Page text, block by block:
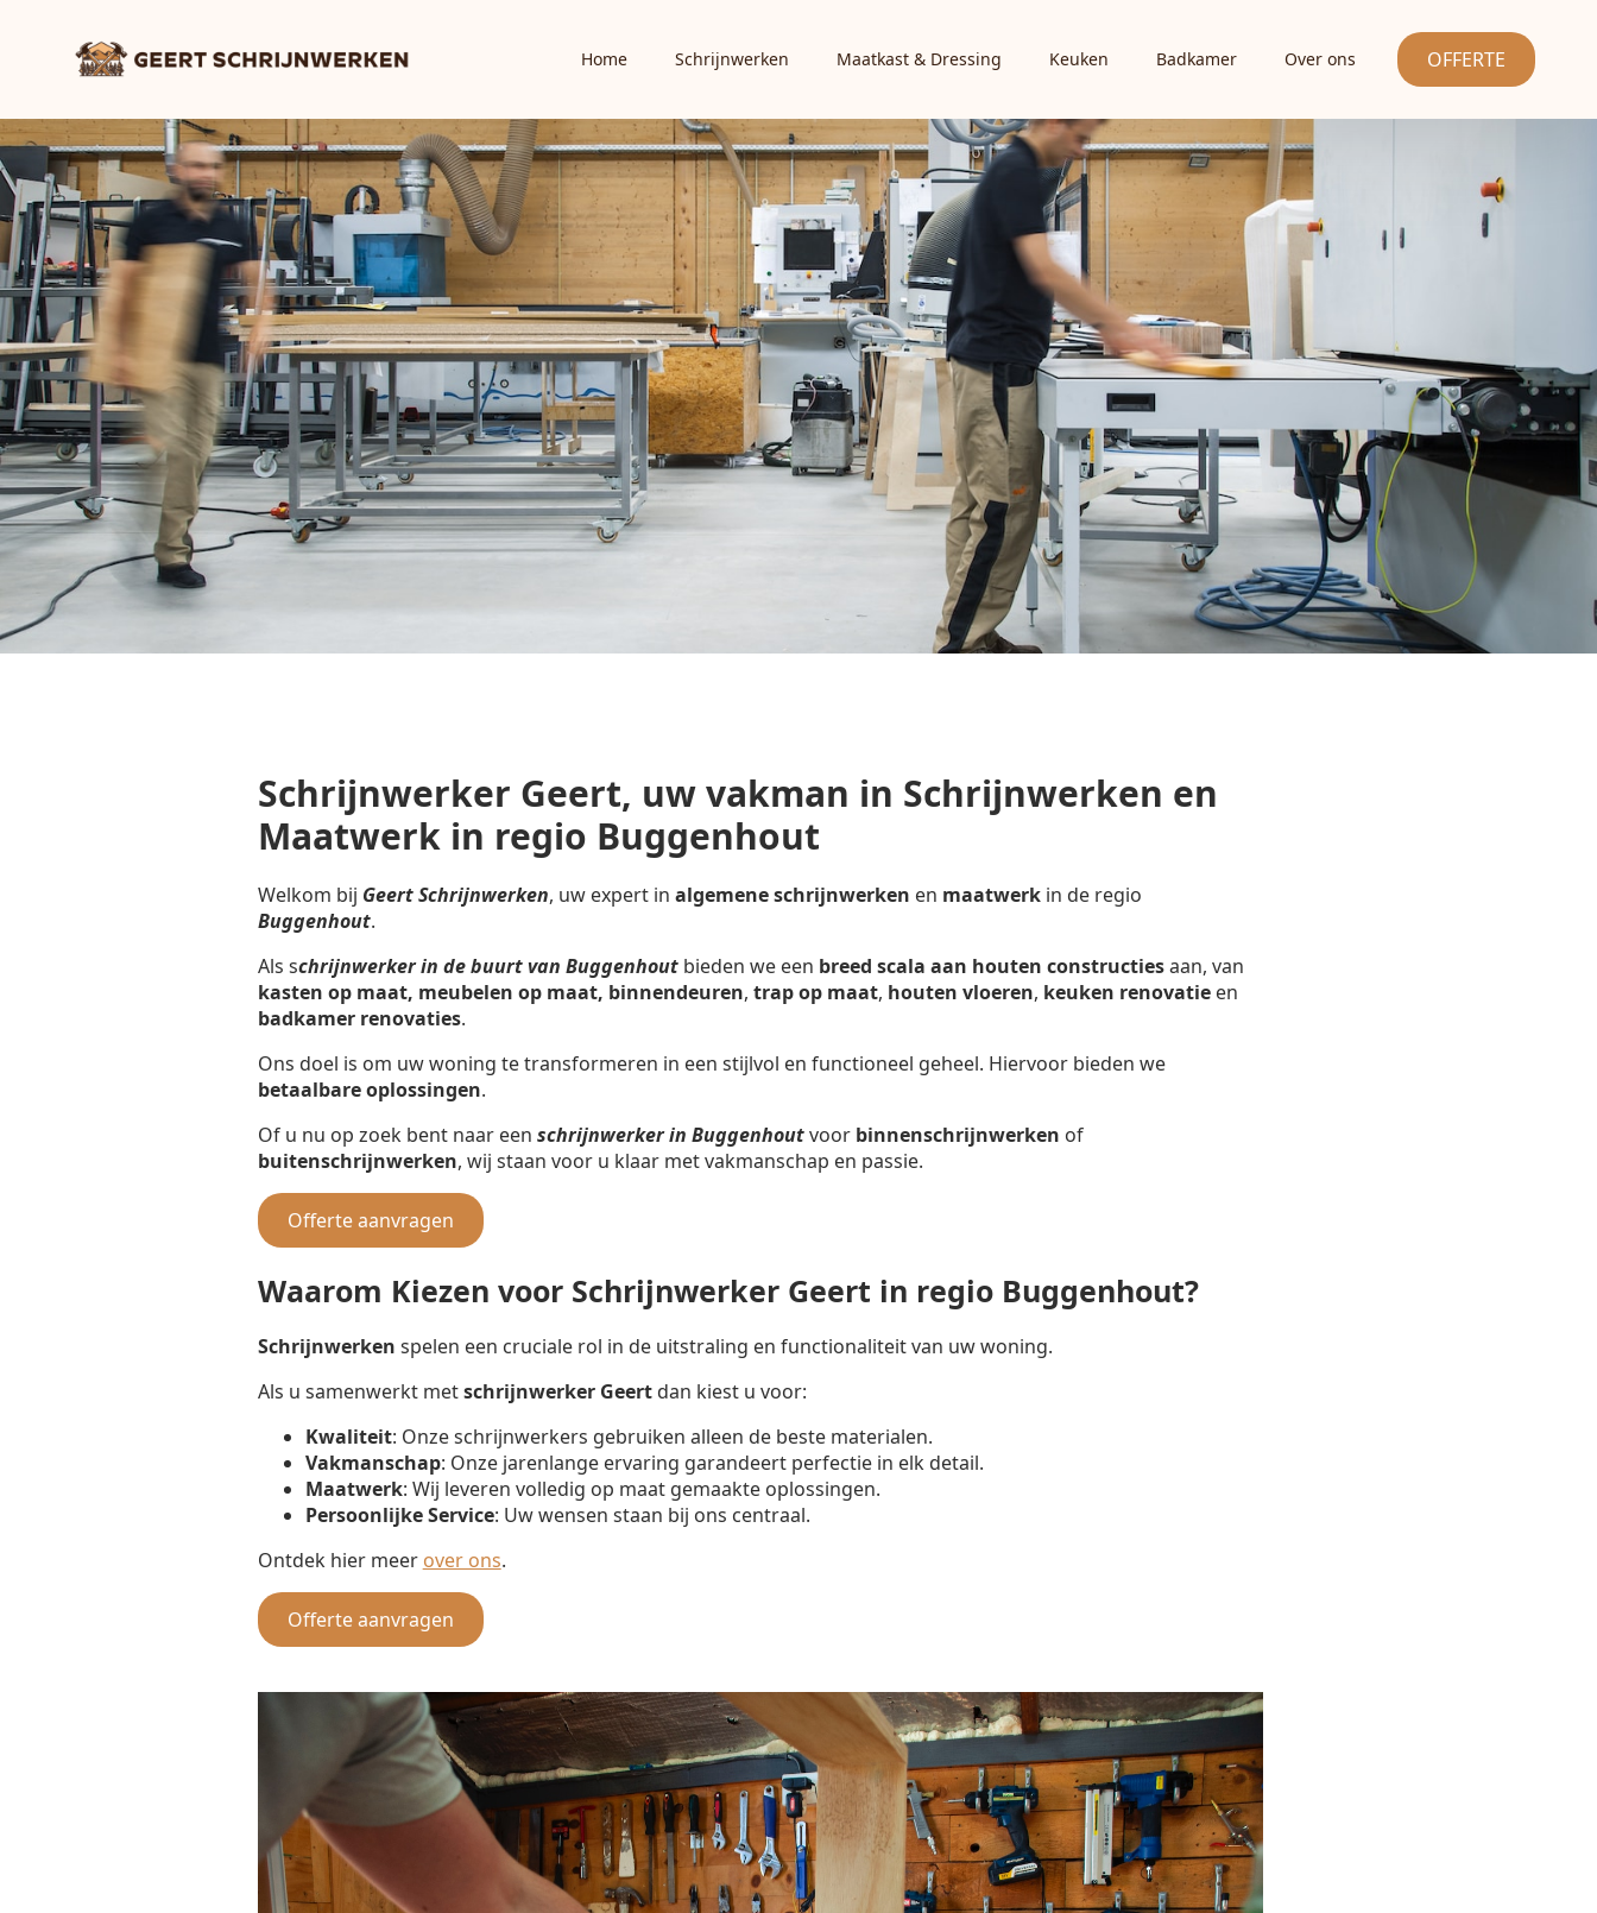
Home Schrijnwerken Maatkast & Dressing Keuken Badkamer Over ons OFFERTE
Schrijnwerker Geert, uw vakman in Schrijnwerken en
Maatwerk in regio Buggenhout
Welkom bij Geert Schrijnwerken, uw expert in algemene schrijnwerken en maatwerkin de regio
Buggenhout.
Als schrijnwerker in de buurt van Buggenhoutbieden we een breed scala aan houten constructiesaan, van
kasten op maat, meubelen op maat, binnendeuren, trap op maat, houten vloeren, keuken renovatieen
badkamer renovaties.
Ons doel is om uw woning te transformeren in een stijlvol en functioneel geheel. Hiervoor bieden we
betaalbare oplossingen.
Of u nu op zoek bent naar een schrijnwerker in Buggenhoutvoor binnenschrijnwerken of
buitenschrijnwerken, wij staan voor u klaar met vakmanschap en passie.
Offerte aanvragen
Waarom Kiezen voor Schrijnwerker Geert in regio Buggenhout?
Schrijnwerken spelen een cruciale rol in de uitstraling en functionaliteit van uw woning.
Als u samenwerkt metschrijnwerker Geert dan kiest u voor:
Kwaliteit: Onze schrijnwerkers gebruiken alleen de beste materialen.
Vakmanschap: Onze jarenlange ervaring garandeert perfectie in elk detail.
Maatwerk: Wij leveren volledig op maat gemaakte oplossingen.
Persoonlijke Service: Uw wensen staan bij ons centraal.
Ontdek hier meer over ons.
Offerte aanvragen